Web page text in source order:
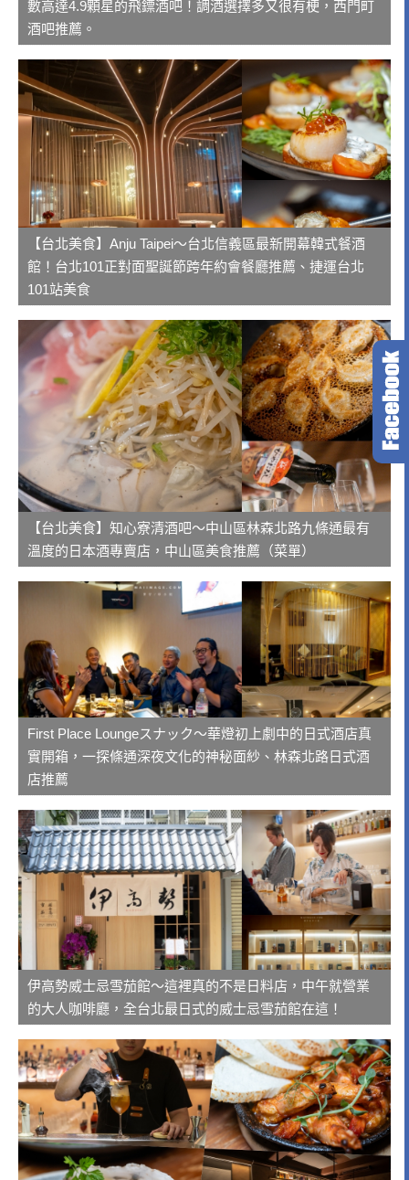
數高達4.9顆星的飛鏢酒吧！調酒選擇多又很有梗，西門町
酒吧推薦。
【台北美食】Anju Taipei～台北信義區最新開幕韓式餐酒
館！台北101正對面聖誕節跨年約會餐廳推薦、捷運台北
101站美食
【台北美食】知心寮清酒吧～中山區林森北路九條通最有
溫度的日本酒專賣店，中山區美食推薦（菜單）
First Place Loungeスナック～華燈初上劇中的日式酒店真
實開箱，一探條通深夜文化的神秘面紗、林森北路日式酒
店推薦
伊高勢威士忌雪茄館～這裡真的不是日料店，中午就營業
的大人咖啡廳，全台北最日式的威士忌雪茄館在這！